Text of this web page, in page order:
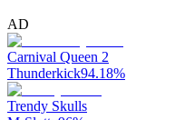
AD
Carnival Queen 2
Thunderkick94.18%
Trendy Skulls